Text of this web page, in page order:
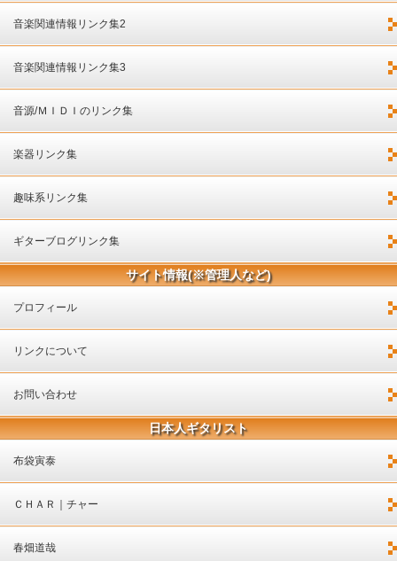
音楽関連情報リンク集2
音楽関連情報リンク集3
音源/ＭＩＤＩのリンク集
楽器リンク集
趣味系リンク集
ギターブログリンク集
サイト情報(※管理人など)
プロフィール
リンクについて
お問い合わせ
日本人ギタリスト
布袋寅泰
ＣＨＡＲ｜チャー
春畑道哉